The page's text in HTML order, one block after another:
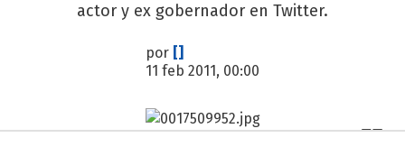
actor y ex gobernador en Twitter.
por []
11 feb 2011, 00:00